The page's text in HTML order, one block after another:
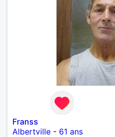
Franss
Albertville - 61 ans